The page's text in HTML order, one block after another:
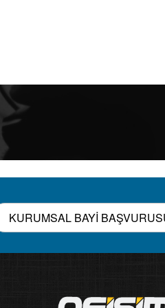
KURUMSAL BAYİ